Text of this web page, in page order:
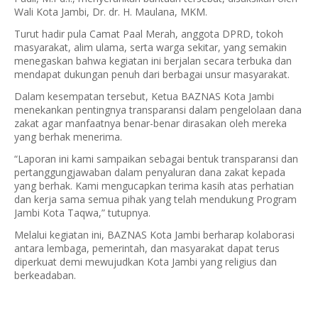
Wali Kota Jambi, Dr. dr. H. Maulana, MKM.
Turut hadir pula Camat Paal Merah, anggota DPRD, tokoh
masyarakat, alim ulama, serta warga sekitar, yang semakin
menegaskan bahwa kegiatan ini berjalan secara terbuka dan
mendapat dukungan penuh dari berbagai unsur masyarakat.
Dalam kesempatan tersebut, Ketua BAZNAS Kota Jambi
menekankan pentingnya transparansi dalam pengelolaan dana
zakat agar manfaatnya benar-benar dirasakan oleh mereka
yang berhak menerima.
“Laporan ini kami sampaikan sebagai bentuk transparansi dan
pertanggungjawaban dalam penyaluran dana zakat kepada
yang berhak. Kami mengucapkan terima kasih atas perhatian
dan kerja sama semua pihak yang telah mendukung Program
Jambi Kota Taqwa,” tutupnya.
Melalui kegiatan ini, BAZNAS Kota Jambi berharap kolaborasi
antara lembaga, pemerintah, dan masyarakat dapat terus
diperkuat demi mewujudkan Kota Jambi yang religius dan
berkeadaban.